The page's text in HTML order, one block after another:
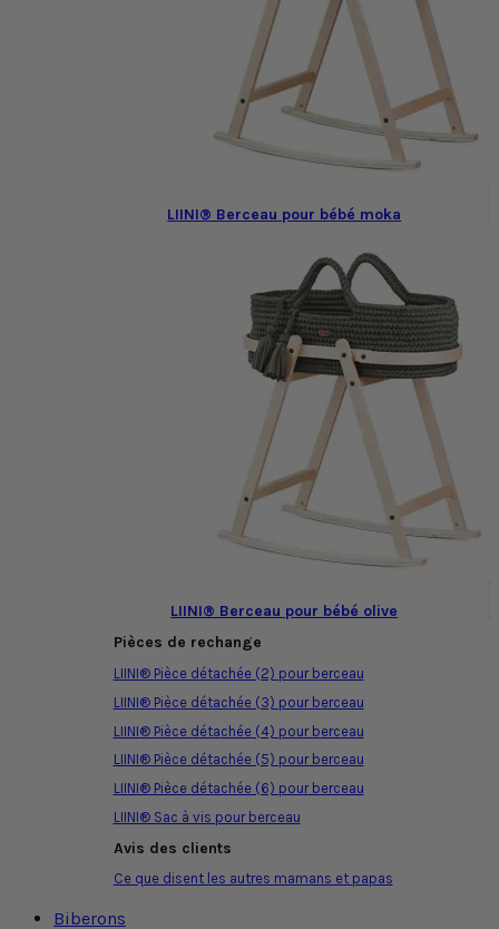
LIINI® Berceau pour bébé moka
LIINI® Berceau pour bébé olive
Pièces de rechange
LIINI® Pièce détachée (2) pour berceau
LIINI® Pièce détachée (3) pour berceau
LIINI® Pièce détachée (4) pour berceau
LIINI® Pièce détachée (5) pour berceau
LIINI® Pièce détachée (6) pour berceau
LIINI® Sac à vis pour berceau
Avis des clients
Ce que disent les autres mamans et papas
Biberons